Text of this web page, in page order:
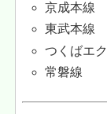
京成本線
東武本線
つくばエ
常磐線